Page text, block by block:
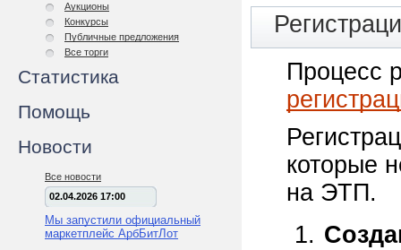
Аукционы
Конкурсы
Публичные предложения
Все торги
Статистика
Помощь
Новости
Все новости
02.04.2026 17:00
Мы запустили официальный
маркетплейс АрбБитЛот
Процесс
которые
на ЭТП.